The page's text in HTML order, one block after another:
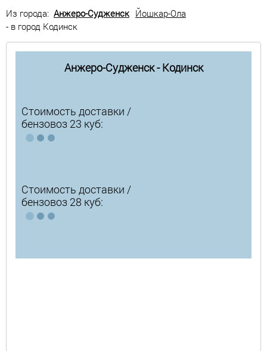
Из города: Анжеро-Судженск Йошкар-Ола
- в город Кодинск
Анжеро-Судженск - Кодинск
Стоимость доставки /
бензовоз 23 куб:
Стоимость доставки /
бензовоз 28 куб: